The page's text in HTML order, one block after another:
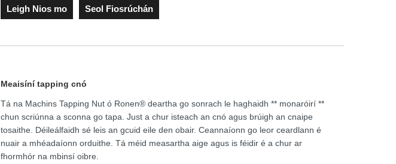
Leigh Nios mo Seol Fiosrúchán
Meaisíní tapping cnó
Tá na Machins Tapping Nut ó Ronen® deartha go sonrach le haghaidh ** monaróirí **
chun scriúnna a sconna go tapa. Just a chur isteach an cnó agus brúigh an cnaipe
tosaithe. Déileálfaidh sé leis an gcuid eile den obair. Ceannaíonn go leor ceardlann é
nuair a mhéadaíonn orduithe. Tá méid measartha aige agus is féidir é a chur ar
fhormhór na mbinsí oibre.